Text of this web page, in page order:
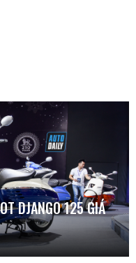
DJANGO 125 GIÁ